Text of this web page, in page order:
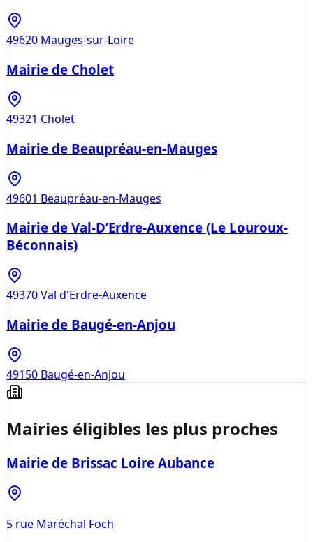
49620 Mauges-sur-Loire
Mairie de Cholet
49321 Cholet
Mairie de Beaupréau-en-Mauges
49601 Beaupréau-en-Mauges
Mairie de Val-D’Erdre-Auxence (Le Louroux-
Béconnais)
49370Val d'Erdre-Auxence
Mairie de Baugé-en-Anjou
49150 Baugé-en-Anjou
Mairies éligibles les plus proches
Mairie de Brissac Loire Aubance
5 rue Maréchal Foch